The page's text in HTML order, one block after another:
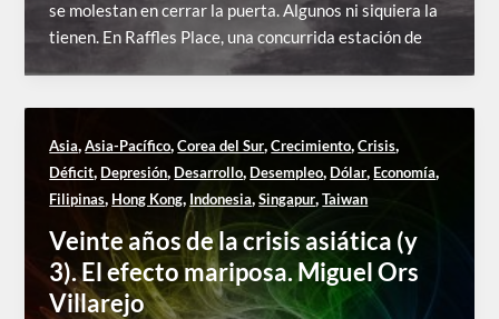
se molestan en cerrar la puerta. Algunos ni siquiera la
tienen. En Raffles Place, una concurrida estación de
Asia,Asia-Pacífico,Corea del Sur,Crecimiento,Crisis,
Déficit, Depresión, Desarrollo, Desempleo, Dólar, Economía,
Filipinas, Hong Kong, Indonesia,Singapur,Taiwan
Veinte años de la crisis asiática (y
3). El efecto mariposa. Miguel Ors
Villarejo